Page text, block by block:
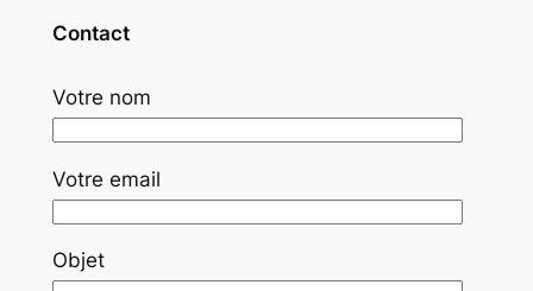
Contact
Votre nom
Votre email
Objet